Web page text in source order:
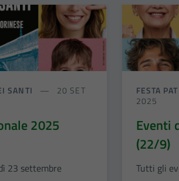
SANTI
20 SET
2025
23 settembre
FESTA
2025
Eventi
(22/9)
Tutti gli